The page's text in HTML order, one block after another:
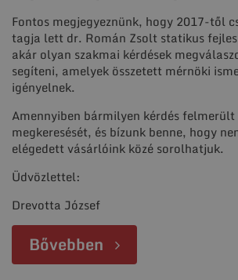
Fontos megjegyeznünk, hogy 2017-től
tagja lett dr. Román Zsolt statikus
akár olyan szakmai kérdések
segíteni, amelyek összetett mérnöki
igényelnek.
Amennyiben bármilyen kérdés
megkeresését, és bízunk benne, hogy
elégedett vásárlóink közé sorolhatjuk.
Üdvözlettel:
Drevotta József
Bővebben